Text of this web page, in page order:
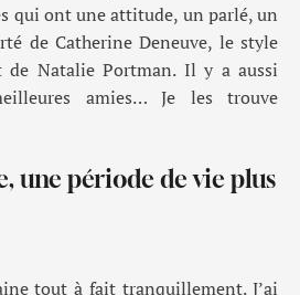
qui ont une attitude, un parlé, un
de Catherine Deneuve, le style
de Natalie Portman. Il y a aussi
amies… Je les trouve
une période de vie plus
tout à fait tranquillement.J’ai